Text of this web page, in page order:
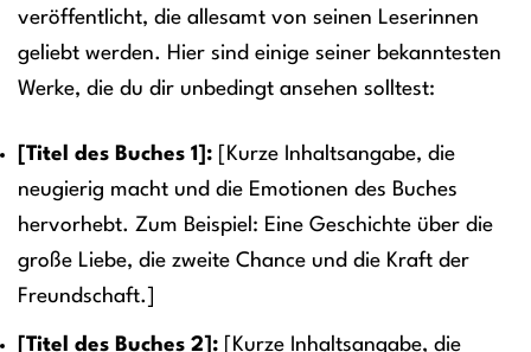
veröffentlicht, die allesamt von seinen Leserinnen
geliebt werden. Hier sind einige seiner bekanntesten
Werke, die du dir unbedingt ansehen solltest:
[Titel des Buches 1]: [Kurze Inhaltsangabe, die
neugierig macht und die Emotionen des Buches
hervorhebt. Zum Beispiel: Eine Geschichte über die
große Liebe, die zweite Chance und die Kraft der
Freundschaft.]
[Titel des Buches 2]: [Kurze Inhaltsangabe, die